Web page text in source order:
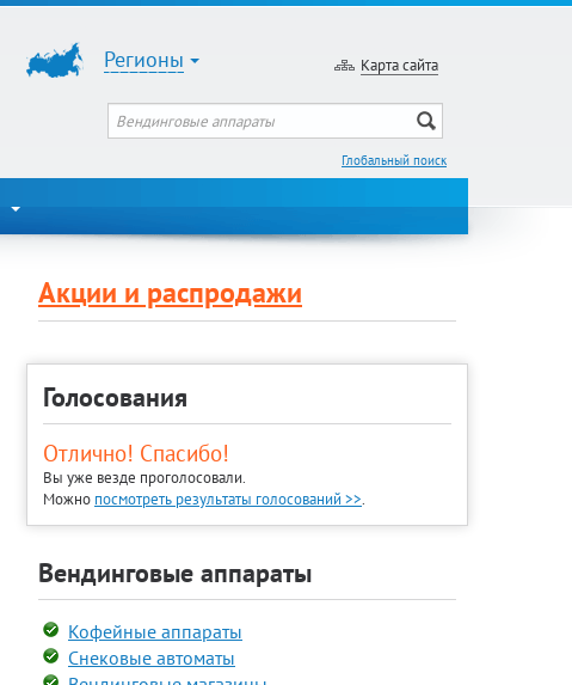
Регионы Карта сайта
Глобальный поиск
Акции и распродажи
Голосования
Отлично! Спасибо!
Вы уже везде проголосовали.
Можно посмотреть результаты голосований >>.
Вендинговые аппараты
Кофейные аппараты
Снековые автоматы